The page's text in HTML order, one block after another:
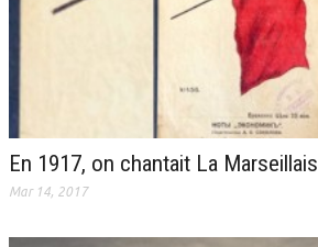
En 1917, on chantait La
Mar 14, 2017